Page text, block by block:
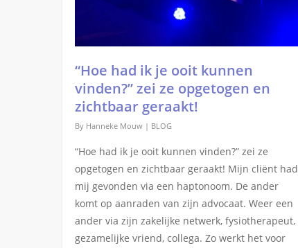
“Hoe had ik je ooit kunnen
vinden?” zei ze opgetogen en
zichtbaar geraakt!
By Hanneke Mouw | BLOG
“Hoe had ik je ooit kunnen vinden?” zei ze
opgetogen en zichtbaar geraakt! Mijn cliënt had
mij gevonden via een haptonoom. De ander
komt op aanraden van zijn advocaat. Weer een
ander via zijn zakelijke netwerk, fysiotherapeut,
gezamelijke vriend, collega. Zo werkt het voor